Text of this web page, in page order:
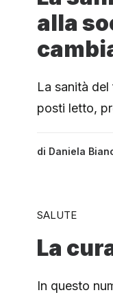
alla
La sanità
posti letto,
di Daniela
SALUTE
La
In questo